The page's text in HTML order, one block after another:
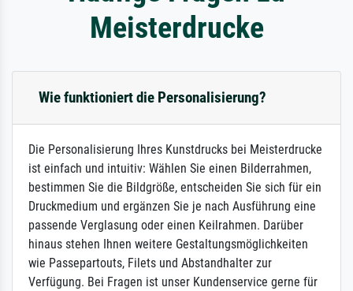
Meisterdrucke
Wie funktioniert die Personalisierung?
Die Personalisierung Ihres Kunstdrucks bei Meisterdrucke
ist einfach und intuitiv: Wählen Sie einen Bilderrahmen,
bestimmen Sie die Bildgröße, entscheiden Sie sich für ein
Druckmedium und ergänzen Sie je nach Ausführung eine
passende Verglasung oder einen Keilrahmen. Darüber
hinaus stehen Ihnen weitere Gestaltungsmöglichkeiten
wie Passepartouts, Filets und Abstandhalter zur
Verfügung. Bei Fragen ist unser Kundenservice gerne für